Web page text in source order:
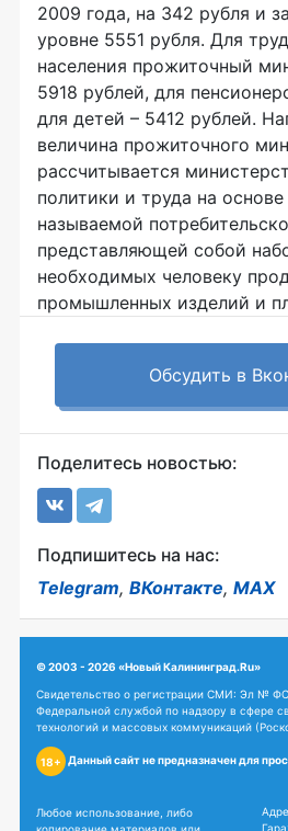
2009 года, на 342 рубля и
уровне 5551 рубля. Для
населения прожиточный
5918 рублей, для
для детей – 5412 рублей.
величина прожиточного
рассчитывается
политики и труда на
называемой
представляющей собой
необходимых человеку
промышленных изделий и
Обсудить в
Поделитесь новостью:
Подпишитесь на нас:
Telegram, ВКонтакте, MAX
© 2003 - 2026 «Новый Калининград.Ru»
Свидетельство о регистрации СМИ: Эл №
Федеральной службой по надзору в сфере
технологий и массовых коммуникаций
18+ Данный сайт не предназначен для
Любое использование, либо